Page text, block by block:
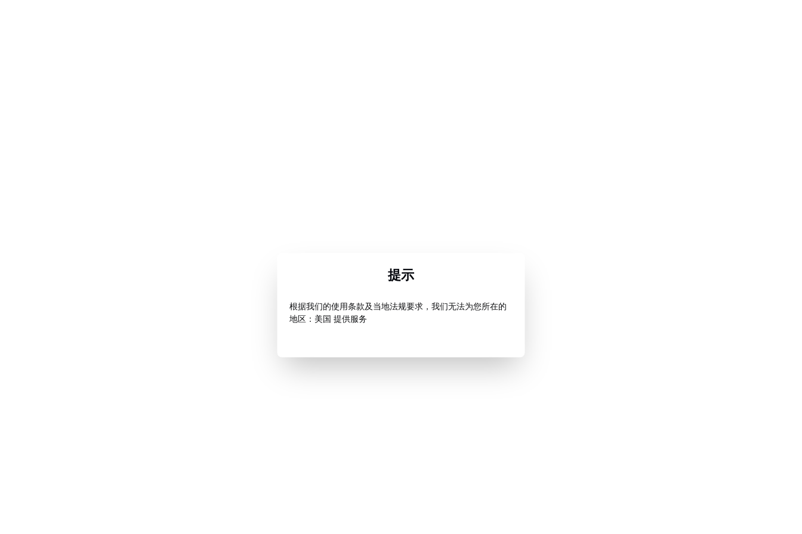
提示
根据我们的使用条款及当地法规要求，我们无法为您所在的
地区：美国 提供服务